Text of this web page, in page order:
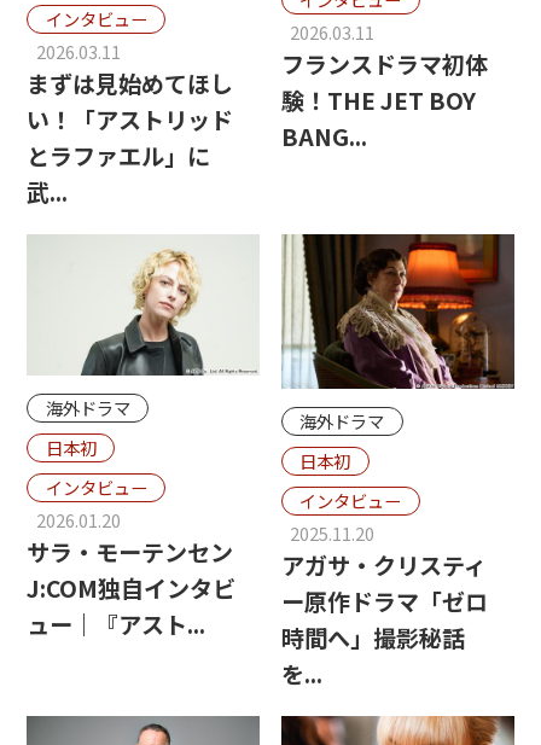
インタビュー
2026.03.11
まずは見始めてほし
い！「アストリッド
とラファエル」に
武...
2026.03.11
フランスドラマ初体
験！THE JET BOY
BANG...
海外ドラマ
日本初
インタビュー
2026.01.20
サラ・モーテンセン
J:COM独自インタビ
ュー｜『アスト...
海外ドラマ
日本初
インタビュー
2025.11.20
アガサ・クリスティ
ー原作ドラマ「ゼロ
時間へ」撮影秘話
を...